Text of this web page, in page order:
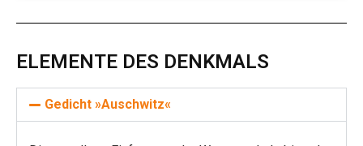
ELEMENTE DES DENKMALS
Gedicht »Auschwitz«